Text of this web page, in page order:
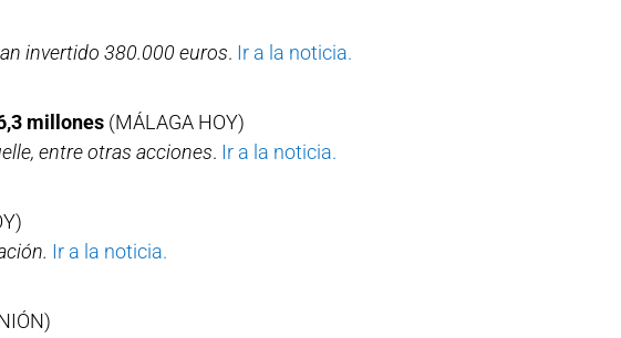
invertido 380.000 euros. Ir a la noticia.
millones (MÁLAGA HOY)
entre otras acciones. Ir a la noticia.
Ir a la noticia.